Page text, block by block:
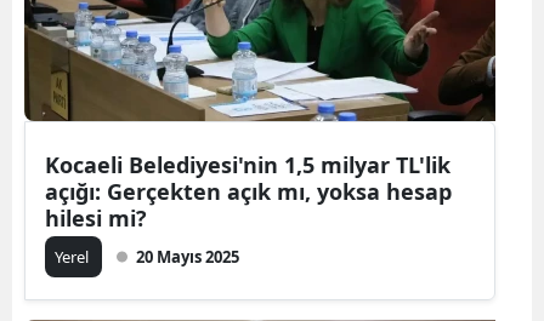
Kocaeli Belediyesi'nin 1,5 milyar TL'lik
açığı: Gerçekten açık mı, yoksa hesap
hilesi mi?
Yerel 20 Mayıs 2025